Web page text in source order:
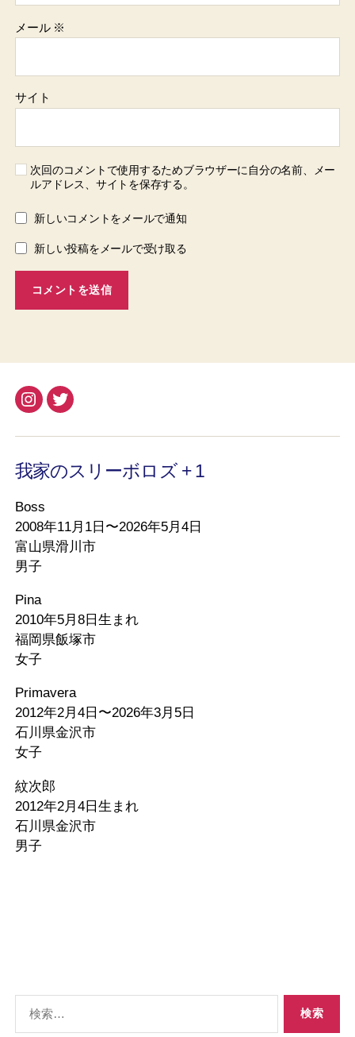
メール ※
サイト
次回のコメントで使用するためブラウザーに自分の名前、メー
ルアドレス、サイトを保存する。
新しいコメントをメールで通知
新しい投稿をメールで受け取る
Instagram
Twitter
我家のスリーボロズ + 1
Boss
2008年11月1日〜2026年5月4日
富山県滑川市
男子
Pina
2010年5月8日生まれ
福岡県飯塚市
女子
Primavera
2012年2月4日〜2026年3月5日
石川県金沢市
女子
紋次郎
2012年2月4日生まれ
石川県金沢市
男子